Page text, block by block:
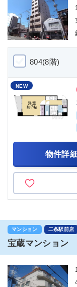
804(8階)
NEW
物件詳細
マンション 二条駅前店
宝蔵マンション